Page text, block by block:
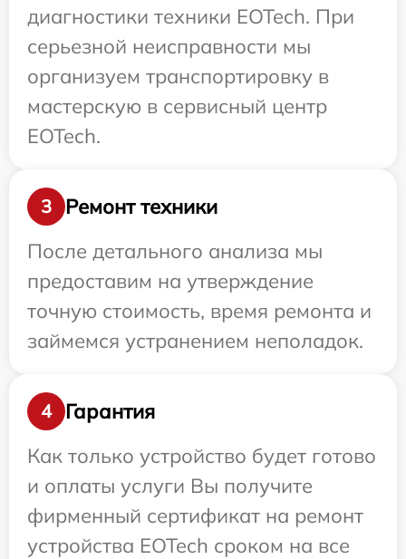
диагностики техники EOTech. При
серьезной неисправности мы
организуем транспортировку в
мастерскую в сервисный центр
EOTech.
3
Ремонт техники
После детального анализа мы
предоставим на утверждение
точную стоимость, время ремонта и
займемся устранением неполадок.
4
Гарантия
Как только устройство будет готово
и оплаты услуги Вы получите
фирменный сертификат на ремонт
устройства EOTech сроком на все